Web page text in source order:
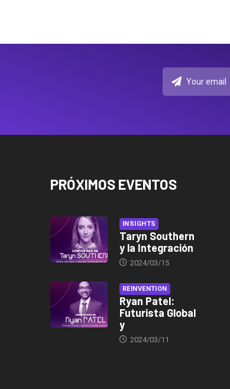
PRÓXIMOS EVENTOS
INSIGHTS
Taryn Southern
y la Integración
2024/03/15
REINVENTION
Ryan Patel:
Futurista Global
y
2024/03/11